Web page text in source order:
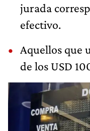
jurada
efectivo.
Aquellos que
de los USD